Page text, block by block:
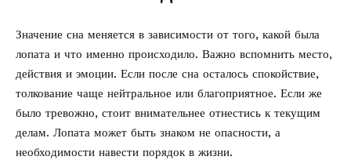
Значение сна меняется в зависимости от того, какой была
лопата и что именно происходило. Важно вспомнить место,
действия и эмоции. Если после сна осталось спокойствие,
толкование чаще нейтральное или благоприятное. Если же
было тревожно, стоит внимательнее отнестись к текущим
делам. Лопата может быть знаком не опасности, а
необходимости навести порядок в жизни.